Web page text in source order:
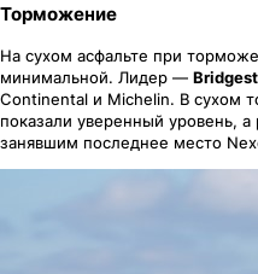
Торможение
На сухом асфальте при
минимальной. Лидер —
Continental и Michelin. В сухом
показали уверенный уровень,
занявшим последнее место